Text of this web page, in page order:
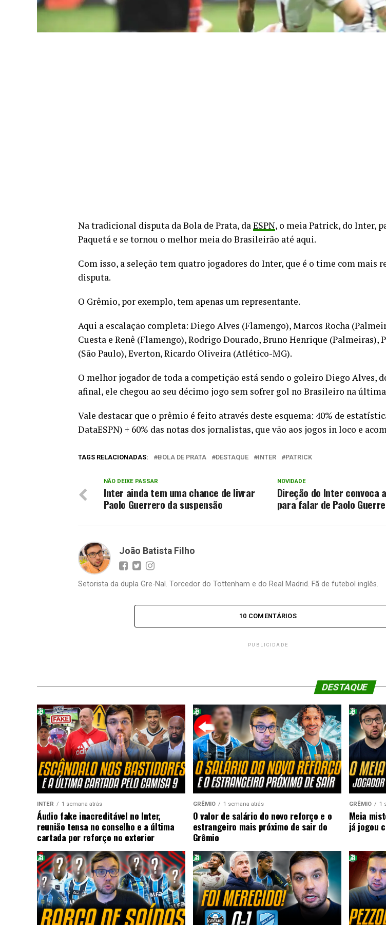
Na tradicional disputa da Bola de Prata, daESPN, o meia Patrick, do Inter,
Paquetá e se tornou o melhor meia do Brasileirão até aqui.
Com isso, a seleção tem quatro jogadores do Inter, que é o time com mais
disputa.
O Grêmio, por exemplo, tem apenas um representante.
Aqui a escalação completa: Diego Alves (Flamengo), Marcos Rocha
Cuesta e Renê (Flamengo), Rodrigo Dourado, Bruno Henrique (Palmeiras),
(São Paulo), Everton, Ricardo Oliveira (Atlético-MG).
O melhor jogador de toda a competição está sendo o goleiro Diego Alves,
afinal, ele chegou ao seu décimo jogo sem sofrer gol no Brasileiro na
Vale destacar que o prêmio é feito através deste esquema: 40% de
DataESPN) + 60% das notas dos jornalistas, que vão aos jogos in loco e
TAGS RELACIONADAS: BOLA DE PRATA DESTAQUE INTER PATRICK
NOVIDADE
Direção do Inter convoca
para falar de Paolo
NÃO DEIXE PASSAR
Inter ainda tem uma chance de livrar
Paolo Guerrero da suspensão
João Batista Filho
Setorista da dupla Gre-Nal. Torcedor do Tottenham e do Real Madrid. Fã de futebol inglês.
10 COMENTÁRIOS
PUBLICIDADE
DESTAQUE
INTER 1 semana atrás
Áudio fake inacreditável no Inter,
reunião tensa no conselho e a última
cartada por reforço no exterior
GRÊMIO 1 semana atrás
O valor de salário do novo reforço e o
estrangeiro mais próximo de sair do
Grêmio
GRÊMIO 1
Meia
já jogou